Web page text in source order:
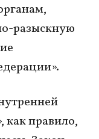
разыскную
правило,